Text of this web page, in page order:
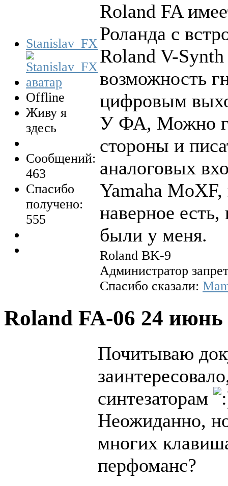
Stanislav_FX
Offline
Живу я
здесь
Сообщений:
463
Спасибо
получено:
555
Roland FA
Роланда с
Roland V-
возможность
цифровым
У ФА, Можно
стороны и
аналоговых
Yamaha
наверное
были у меня.
Roland BK-9
Администратор
Спасибо сказали:
Roland FA-06 24 июнь
Почитываю
синтезаторам
Неожиданно,
многих
перфоманс?